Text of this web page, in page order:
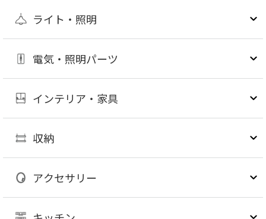
ライト・照明
電気・照明パーツ
インテリア・家具
収納
アクセサリー